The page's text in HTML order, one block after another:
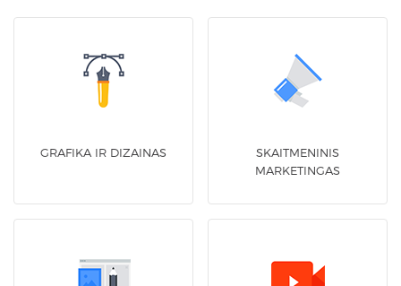
GRAFIKA IR DIZAINAS
SKAITMENINIS
MARKETINGAS